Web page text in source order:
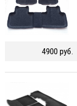
4900 руб.